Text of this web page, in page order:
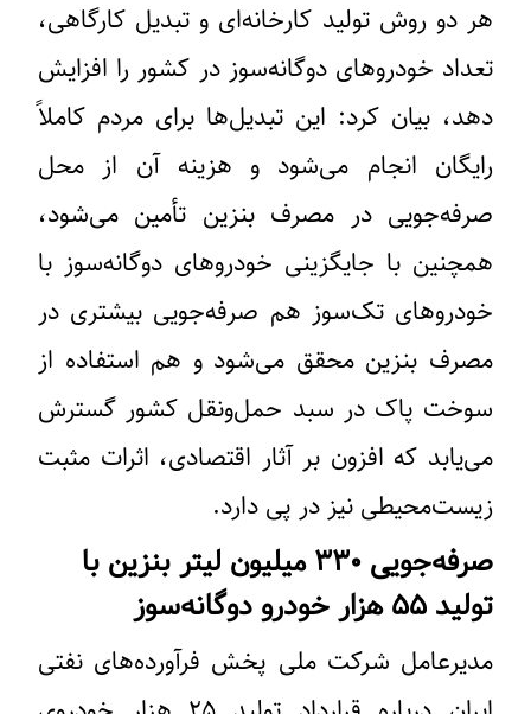
هر دو روش تولید کارخانه‌ای و تبدیل کارگاهی،
تعداد خودروهای دوگانه‌سوز در کشور را افزایش
دهد، بیان کرد: این تبدیل‌ها برای مردم کاملاً
رایگان انجام می‌شود و هزینه آن از محل
صرفه‌جویی در مصرف بنزین تأمین می‌شود،
همچنین با جایگزینی خودروهای دوگانه‌سوز با
خودروهای تک‌سوز هم صرفه‌جویی بیشتری در
مصرف بنزین محقق می‌شود و هم استفاده از
سوخت پاک در سبد حمل‌ونقل کشور گسترش
می‌یابد که افزون بر آثار اقتصادی، اثرات مثبت
زیست‌محیطی نیز در پی دارد.
صرفه‌جویی ۳۳۰ میلیون لیتر بنزین با
تولید ۵۵ هزار خودرو دوگانه‌سوز
مدیرعامل شرکت ملی پخش فرآورده‌های نفتی